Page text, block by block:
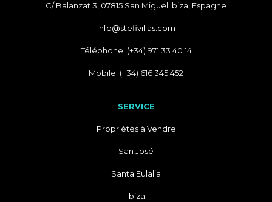
C/ Balanzat 3, 07815 San Miguel Ibiza, Espagne
info@stefivillas.com
Téléphone: (+34) 971 33 40 14
Mobile: (+34) 616 345 452
SERVICE
Propriétés à Vendre
San José
Santa Eulalia
Ibiza